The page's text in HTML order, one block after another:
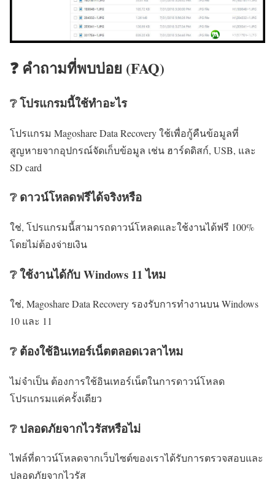
❓ คำถามที่พบบ่อย (FAQ)
❔ โปรแกรมนี้ใช้ทำอะไร
โปรแกรม Magoshare Data Recovery ใช้เพื่อกู้คืนข้อมูลที่
สูญหายจากอุปกรณ์จัดเก็บข้อมูล เช่น ฮาร์ดดิสก์, USB, และ
SD card
❔ ดาวน์โหลดฟรีได้จริงหรือ
ใช่, โปรแกรมนี้สามารถดาวน์โหลดและใช้งานได้ฟรี 100%
โดยไม่ต้องจ่ายเงิน
❔ ใช้งานได้กับ Windows 11 ไหม
ใช่, Magoshare Data Recovery รองรับการทำงานบน Windows
10 และ 11
❔ ต้องใช้อินเทอร์เน็ตตลอดเวลาไหม
ไม่จำเป็น ต้องการใช้อินเทอร์เน็ตในการดาวน์โหลด
โปรแกรมแค่ครั้งเดียว
❔ ปลอดภัยจากไวรัสหรือไม่
ไฟล์ที่ดาวน์โหลดจากเว็บไซต์ของเราได้รับการตรวจสอบและ
ปลอดภัยจากไวรัส